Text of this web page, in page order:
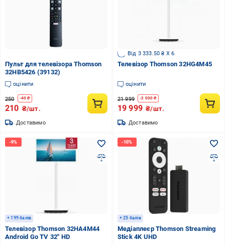
Пульт для телевізора Thomson
32HB5426 (39132)
оцінити
250 -40 ₴
210 ₴/шт.
Доставимо
Від 3 333.50 ₴ X 6
Телевізор Thomson 32HG4M45
оцінити
21 999 -2 000 ₴
19 999 ₴/шт.
Доставимо
+ 199 балів
Телевізор Thomson 32HA4M44
Android Go TV 32" HD
+ 25 балів
Медіаплеєр Thomson Streaming
Stick 4K UHD